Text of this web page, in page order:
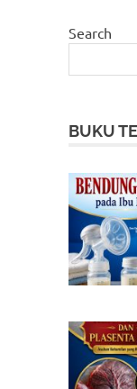
Search
BUKU